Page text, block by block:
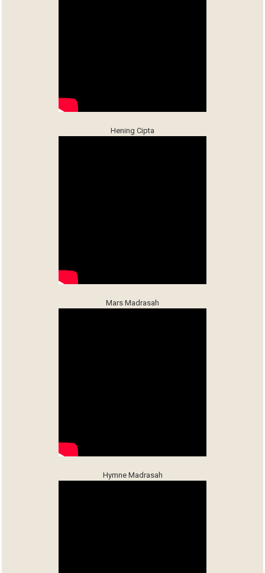
Hening Cipta
Mars Madrasah
Hymne Madrasah